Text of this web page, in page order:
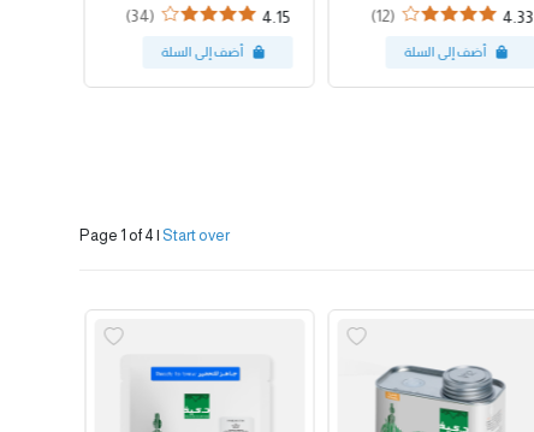
4.33
(12)
4.15
(34)
Page 1 of 4 | Start over